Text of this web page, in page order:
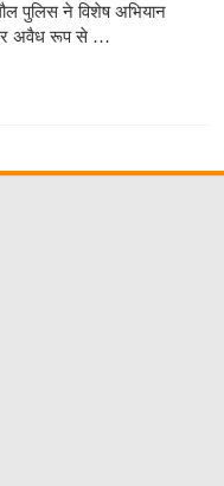
पुलिस ने विशेष अभियान
पर अवैध रूप से …